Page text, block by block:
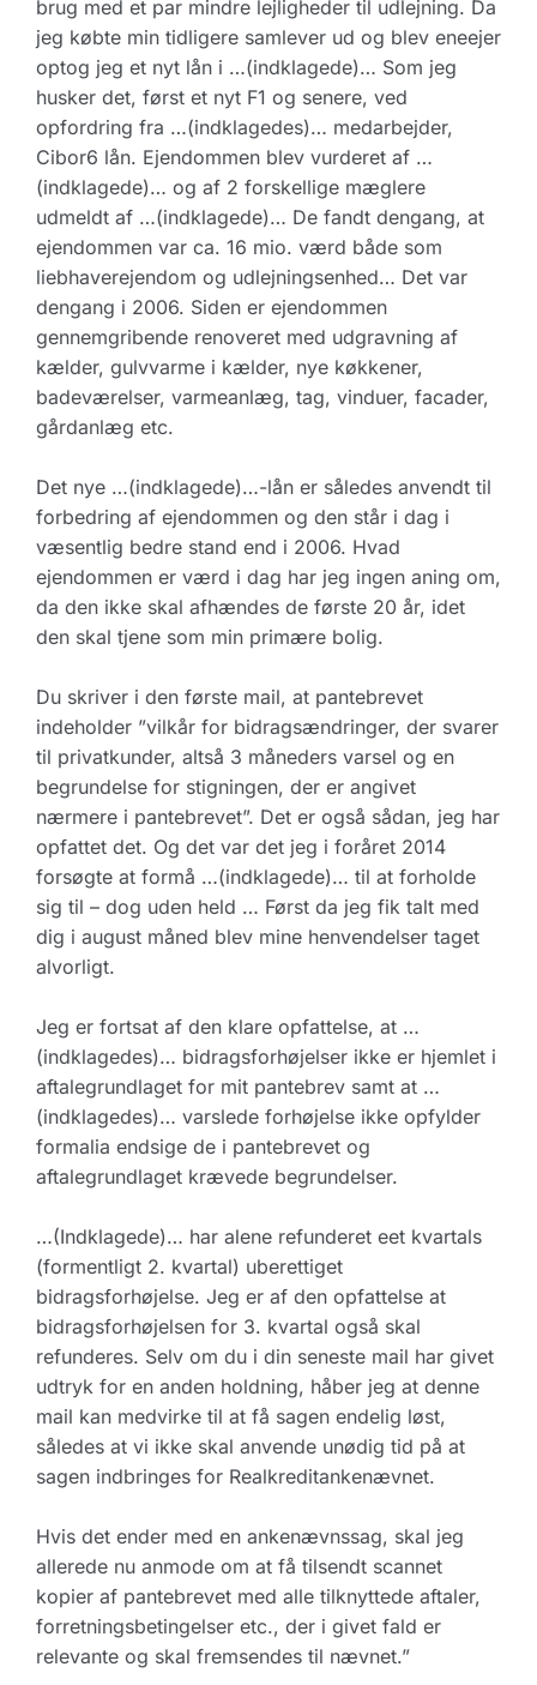
brug med et par mindre lejligheder til udlejning. Da
jeg købte min tidligere samlever ud og blev eneejer
optog jeg et nyt lån i …(indklagede)… Som jeg
husker det, først et nyt F1 og senere, ved
opfordring fra …(indklagedes)… medarbejder,
Cibor6 lån. Ejendommen blev vurderet af …
(indklagede)… og af 2 forskellige mæglere
udmeldt af …(indklagede)… De fandt dengang, at
ejendommen var ca. 16 mio. værd både som
liebhaverejendom og udlejningsenhed… Det var
dengang i 2006. Siden er ejendommen
gennemgribende renoveret med udgravning af
kælder, gulvvarme i kælder, nye køkkener,
badeværelser, varmeanlæg, tag, vinduer, facader,
gårdanlæg etc.
Det nye …(indklagede)…-lån er således anvendt til
forbedring af ejendommen og den står i dag i
væsentlig bedre stand end i 2006. Hvad
ejendommen er værd i dag har jeg ingen aning om,
da den ikke skal afhændes de første 20 år, idet
den skal tjene som min primære bolig.
Du skriver i den første mail, at pantebrevet
indeholder ”vilkår for bidragsændringer, der svarer
til privatkunder, altså 3 måneders varsel og en
begrundelse for stigningen, der er angivet
nærmere i pantebrevet”. Det er også sådan, jeg har
opfattet det. Og det var det jeg i foråret 2014
forsøgte at formå …(indklagede)… til at forholde
sig til – dog uden held … Først da jeg fik talt med
dig i august måned blev mine henvendelser taget
alvorligt.
Jeg er fortsat af den klare opfattelse, at …
(indklagedes)… bidragsforhøjelser ikke er hjemlet i
aftalegrundlaget for mit pantebrev samt at …
(indklagedes)… varslede forhøjelse ikke opfylder
formalia endsige de i pantebrevet og
aftalegrundlaget krævede begrundelser.
…(Indklagede)… har alene refunderet eet kvartals
(formentligt 2. kvartal) uberettiget
bidragsforhøjelse. Jeg er af den opfattelse at
bidragsforhøjelsen for 3. kvartal også skal
refunderes. Selv om du i din seneste mail har givet
udtryk for en anden holdning, håber jeg at denne
mail kan medvirke til at få sagen endelig løst,
således at vi ikke skal anvende unødig tid på at
sagen indbringes for Realkreditankenævnet.
Hvis det ender med en ankenævnssag, skal jeg
allerede nu anmode om at få tilsendt scannet
kopier af pantebrevet med alle tilknyttede aftaler,
forretningsbetingelser etc., der i givet fald er
relevante og skal fremsendes til nævnet.”